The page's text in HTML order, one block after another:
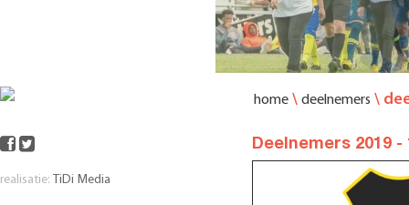
realisatie: TiDi Media
home \ deelnemers \
Deelnemers 2019